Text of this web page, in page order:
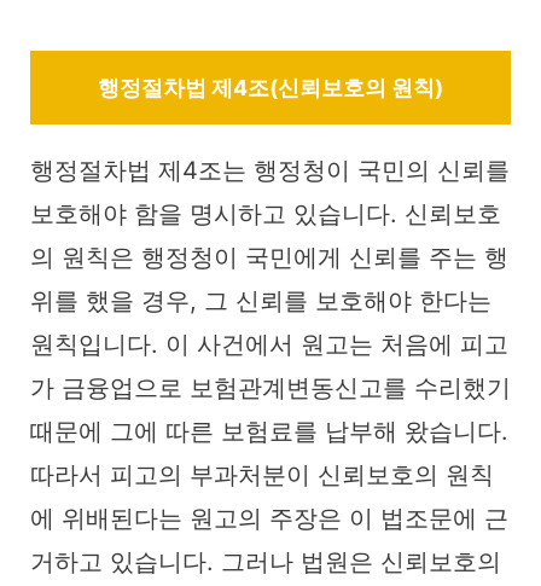
행정절차법 제4조(신뢰보호의 원칙)
행정절차법 제4조는 행정청이 국민의 신뢰를
보호해야 함을 명시하고 있습니다. 신뢰보호
의 원칙은 행정청이 국민에게 신뢰를 주는 행
위를 했을 경우, 그 신뢰를 보호해야 한다는
원칙입니다. 이 사건에서 원고는 처음에 피고
가 금융업으로 보험관계변동신고를 수리했기
때문에 그에 따른 보험료를 납부해 왔습니다.
따라서 피고의 부과처분이 신뢰보호의 원칙
에 위배된다는 원고의 주장은 이 법조문에 근
거하고 있습니다. 그러나 법원은 신뢰보호의